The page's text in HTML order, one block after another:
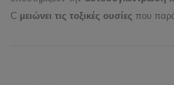
C μειώνει τις τοξικές ουσίες που